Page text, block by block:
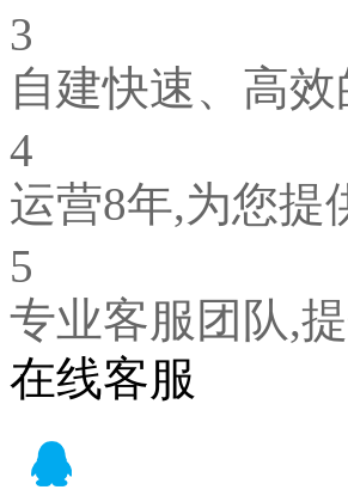
3
自建快速、高
4
运营8年,为您提
5
专业客服团队,
在线客服